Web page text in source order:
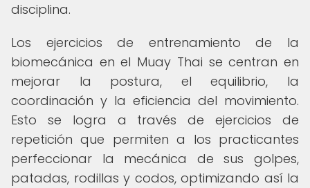
disciplina.
Los ejercicios de entrenamiento de la
biomecánica en el Muay Thai se centran en
mejorar la postura, el equilibrio, la
coordinación y la eficiencia del movimiento.
Esto se logra a través de ejercicios de
repetición que permiten a los practicantes
perfeccionar la mecánica de sus golpes,
patadas, rodillas y codos, optimizando así la